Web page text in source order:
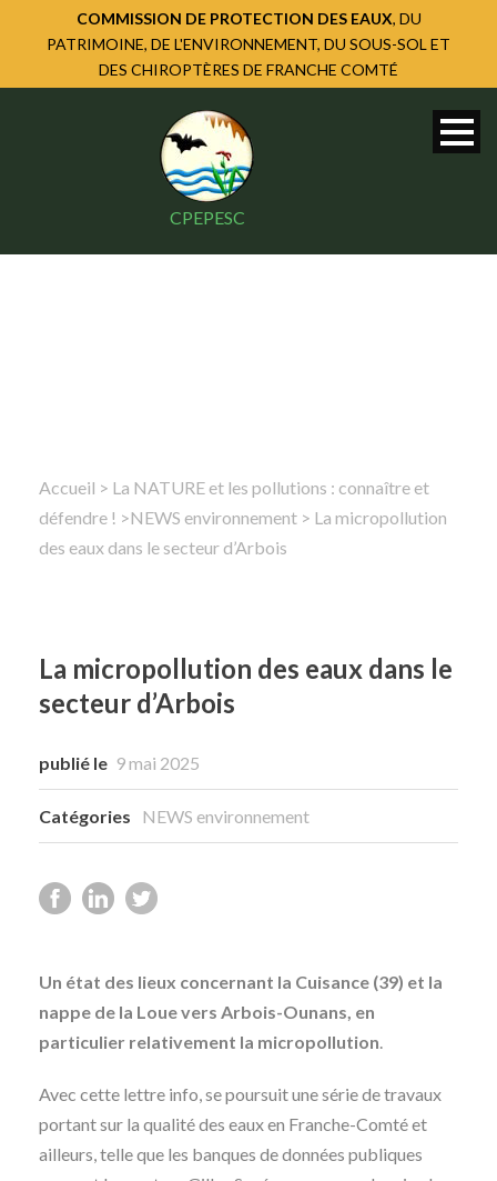
COMMISSION DE PROTECTION DES EAUX, DU
PATRIMOINE, DE L'ENVIRONNEMENT, DU SOUS-SOL ET
DES CHIROPTÈRES DE FRANCHE COMTÉ
CPEPESC
Rechercher
Accueil > La NATURE et les pollutions : connaître et
défendre ! >NEWS environnement > La micropollution
des eaux dans le secteur d’Arbois
La micropollution des eaux dans le
secteur d’Arbois
publié le 9 mai 2025
Catégories NEWS environnement
Un état des lieux concernant la Cuisance (39) et la
nappe de la Loue vers Arbois-Ounans, en
particulier relativement la micropollution.
Avec cette lettre info, se poursuit une série de travaux
portant sur la qualité des eaux en Franche-Comté et
ailleurs, telle que les banques de données publiques